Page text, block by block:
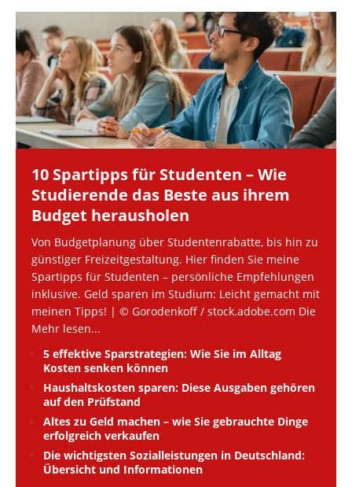
10 Spartipps für Studenten – Wie
Studierende das Beste aus ihrem
Budget herausholen
Von Budgetplanung über Studentenrabatte, bis hin zu
günstiger Freizeitgestaltung. Hier finden Sie meine
Spartipps für Studenten – persönliche Empfehlungen
inklusive. Geld sparen im Studium: Leicht gemacht mit
meinen Tipps! | © Gorodenkoff / stock.adobe.com Die
Mehr lesen...
5 effektive Sparstrategien: Wie Sie im Alltag
Kosten senken können
Haushaltskosten sparen: Diese Ausgaben gehören
auf den Prüfstand
Altes zu Geld machen – wie Sie gebrauchte Dinge
erfolgreich verkaufen
Die wichtigsten Sozialleistungen in Deutschland:
Übersicht und Informationen